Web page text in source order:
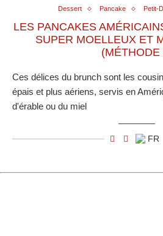
Dessert Pancake Petit-
LES PANCAKES
SUPER MOELLEUX ET
(MÉTHODE
Ces délices du brunch sont les
épais et plus aériens, servis en
d'érable ou du miel
FR